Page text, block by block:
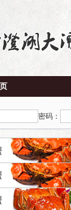
密码：